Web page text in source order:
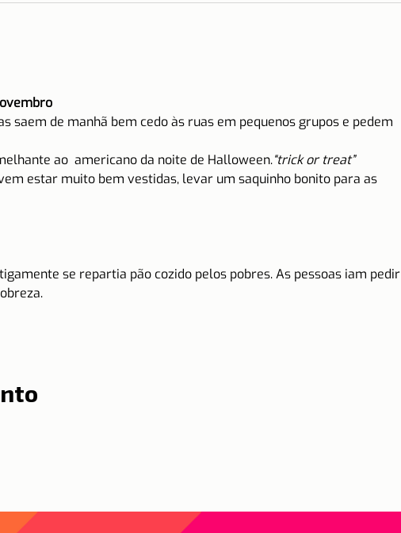
saem de manhã bem cedo às ruas em pequenos grupos e pedem
ao americano da noite de Halloween.“trick or treat”
estar muito bem vestidas, levar um saquinho bonito para as
se repartia pão cozido pelos pobres. As pessoas iam pedir